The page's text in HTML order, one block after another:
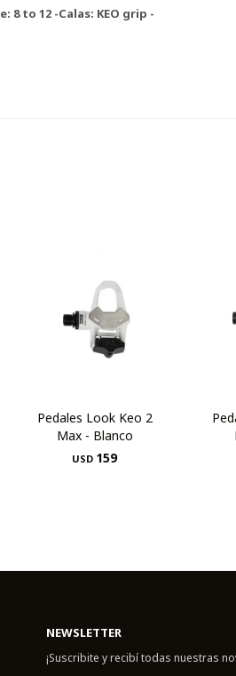
8 to 12 -Calas: KEO grip -
Pedales Look Keo 2
Max - Blanco
USD 159
NEWSLETTER
¡Suscribite y recibí todas nuestras